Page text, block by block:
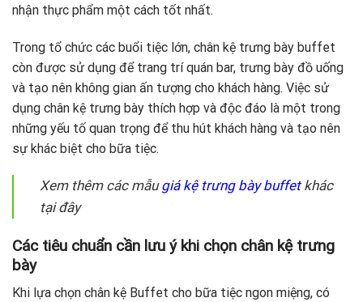
nhận thực phẩm một cách tốt nhất.
Trong tổ chức các buổi tiệc lớn, chân kệ trưng bày buffet
còn được sử dụng để trang trí quán bar, trưng bày đồ uống
và tạo nên không gian ấn tượng cho khách hàng. Việc sử
dụng chân kệ trưng bày thích hợp và độc đáo là một trong
những yếu tố quan trọng để thu hút khách hàng và tạo nên
sự khác biệt cho bữa tiệc.
Xem thêm các mẫugiá kệ trưng bày buffetkhác
tại đây
Các tiêu chuẩn cần lưu ý khi chọn chân kệ trưng
bày
Khi lựa chọn chân kệ Buffet cho bữa tiệc ngon miệng, có